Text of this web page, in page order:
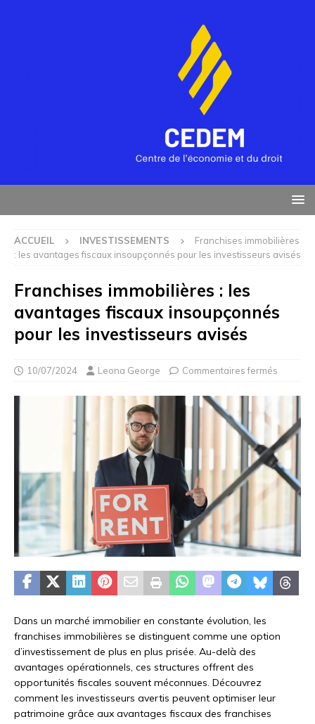
ACCUEIL INVESTISSEMENTS
Franchises immobilières
: les avantages fiscaux insoupçonnés pour les investisseurs avisés
Franchises immobilières : les
avantages fiscaux insoupçonnés
pour les investisseurs avisés
10/07/2024 Leona George Commentaires fermés
Dans un marché immobilier en constante évolution, les
franchises immobilières se distinguent comme une option
d’investissement de plus en plus prisée. Au-delà des
avantages opérationnels, ces structures offrent des
opportunités fiscales souvent méconnues. Découvrez
comment les investisseurs avertis peuvent optimiser leur
patrimoine grâce aux avantages fiscaux des franchises